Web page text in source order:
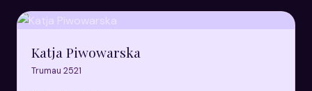
Katja Piwowarska
Trumau 2521